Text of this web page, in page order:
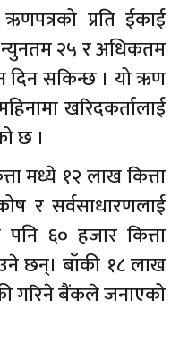
प्रति ईकाई
२५ र अधिकतम
दिन सकिन्छ । यो ऋण
खरिदकर्तालाई
छ ।
मध्ये १२ लाख कित्ता
र सर्वसाधारणलाई
६० हजार कित्ता
छन्। बाँकी १८ लाख
गरिने बैंकले जनाएको